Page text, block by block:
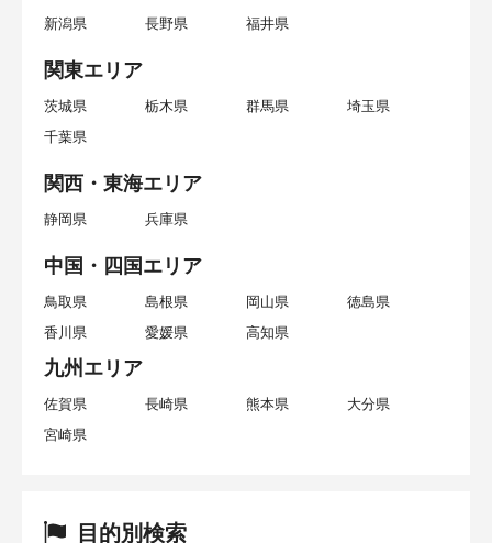
新潟県 長野県 福井県
関東エリア
茨城県 栃木県 群馬県
埼玉県
千葉県
関西・東海エリア
静岡県 兵庫県
中国・四国エリア
鳥取県 島根県 岡山県
徳島県
香川県
愛媛県 高知県
九州エリア
佐賀県 長崎県 熊本県
大分県
宮崎県
目的別検索